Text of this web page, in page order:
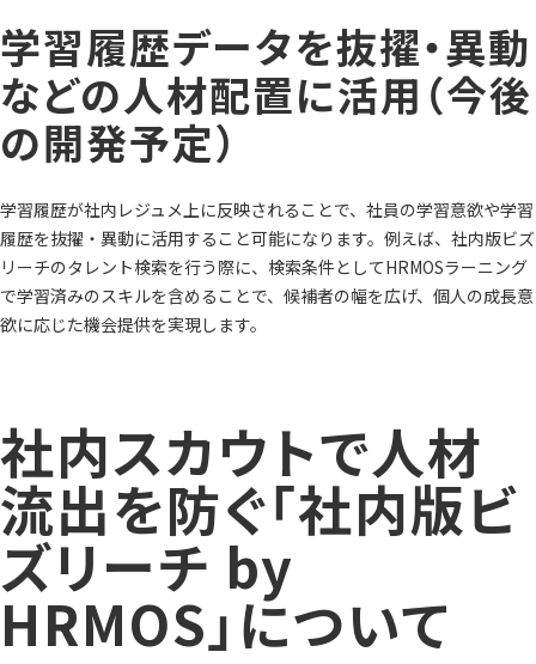
学習履歴データを抜擢・異動
などの人材配置に活用（今後
の開発予定）
学習履歴が社内レジュメ上に反映されることで、社員の学習意欲や学習
履歴を抜擢・異動に活用すること可能になります。例えば、社内版ビズ
リーチのタレント検索を行う際に、検索条件としてHRMOSラーニング
で学習済みのスキルを含めることで、候補者の幅を広げ、個人の成長意
欲に応じた機会提供を実現します。
社内スカウトで人材
流出を防ぐ「社内版ビ
ズリーチ by
HRMOS」について